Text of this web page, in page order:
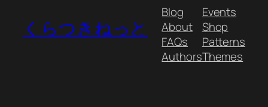
くらつきねっと
Blog
About
FAQs
Authors
Events
Shop
Patterns
Themes